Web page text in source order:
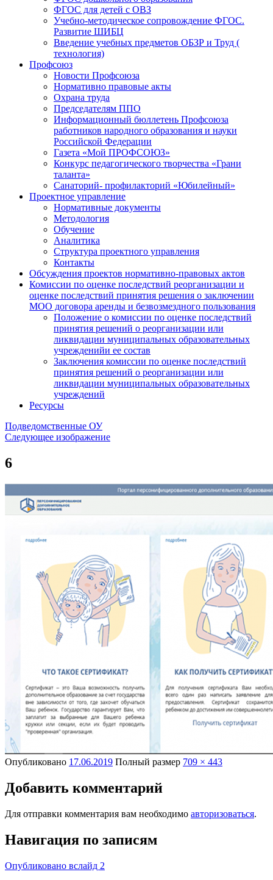
ФГОС для детей с ОВЗ
Учебно-методическое сопровождение ФГОС.
Развитие ШИБЦ
Введение учебных предметов ОБЗР и Труд (
технология)
Профсоюз
Новости Профсоюза
Нормативно правовые акты
Охрана труда
Председателям ППО
Информационный бюллетень Профсоюза
работников народного образования и науки
Российской Федерации
Газета «Мой ПРОФСОЮЗ»
Конкурс педагогического творчества «Грани
таланта»
Санаторий- профилакторий «Юбилейный»
Проектное управление
Нормативные документы
Методология
Обучение
Аналитика
Структура проектного управления
Контакты
Обсуждения проектов нормативно-правовых актов
Комиссии по оценке последствий реорганизации и
оценке последствий принятия решения о заключении
МОО договора аренды и безвозмездного пользования
Положение о комиссии по оценке последствий
принятия решений о реорганизации или
ликвидации муниципальных образовательных
учрежденийи ее состав
Заключения комиссии по оценке последствий
принятия решений о реорганизации или
ликвидации муниципальных образовательных
учреждений
Ресурсы
Подведомственные ОУ
Следующее изображение
6
Опубликовано 17.06.2019 Полный размер 709 × 443
Добавить комментарий
Для отправки комментария вам необходимо авторизоваться.
Навигация по записям
Опубликовано вслайд 2